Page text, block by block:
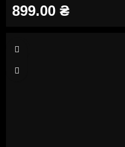
899.00 ₴
L